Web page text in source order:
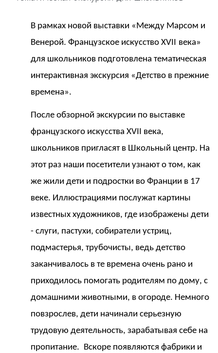
В рамках новой выставки «Между Марсом и
Венерой. Французское искусство XVII века»
для школьников подготовлена тематическая
интерактивная экскурсия «Детство в прежние
времена».
После обзорной экскурсии по выставке
французского искусства XVII века,
школьников пригласят в Школьный центр. На
этот раз наши посетители узнают о том, как
же жили дети и подростки во Франции в 17
веке. Иллюстрациями послужат картины
известных художников, где изображены дети
- слуги, пастухи, собиратели устриц,
подмастерья, трубочисты, ведь детство
заканчивалось в те времена очень рано и
приходилось помогать родителям по дому, с
домашними животными, в огороде. Немного
повзрослев, дети начинали серьезную
трудовую деятельность, зарабатывая себе на
пропитание. Вскоре появляются фабрики и